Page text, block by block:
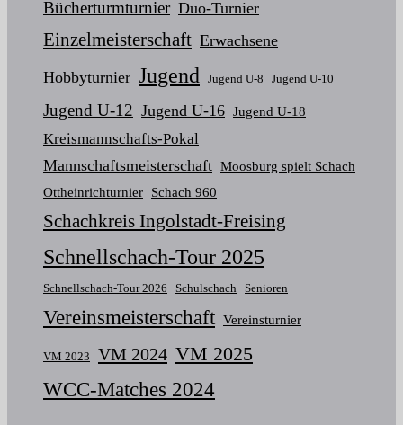
Bücherturmturnier Duo-Turnier
Einzelmeisterschaft Erwachsene
Hobbyturnier Jugend Jugend U-8 Jugend U-10
Jugend U-12 Jugend U-16 Jugend U-18
Kreismannschafts-Pokal
Mannschaftsmeisterschaft Moosburg spielt Schach
Ottheinrichturnier Schach 960
Schachkreis Ingolstadt-Freising
Schnellschach-Tour 2025
Schnellschach-Tour 2026 Schulschach Senioren
Vereinsmeisterschaft Vereinsturnier
VM 2023 VM 2024 VM 2025
WCC-Matches 2024